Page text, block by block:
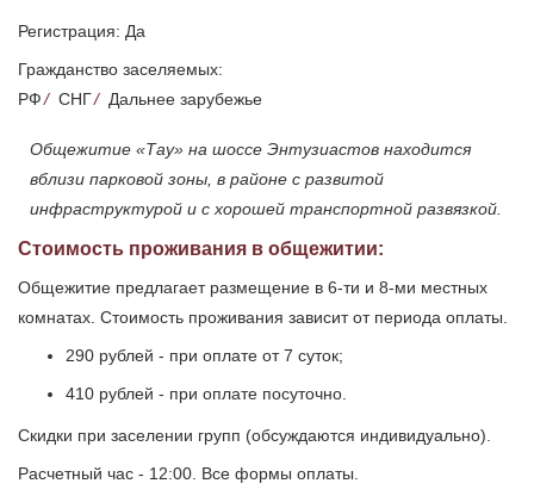
Регистрация: Да
Гражданство заселяемых:
РФ/ СНГ/ Дальнее зарубежье
Общежитие «Тау» на шоссе Энтузиастов находится
вблизи парковой зоны, в районе с развитой
инфраструктурой и с хорошей транспортной развязкой.
Стоимость проживания в общежитии:
Общежитие предлагает размещение в 6-ти и 8-ми местных
комнатах. Стоимость проживания зависит от периода оплаты.
290 рублей - при оплате от 7 суток;
410 рублей - при оплате посуточно.
Скидки при заселении групп (обсуждаются индивидуально).
Расчетный час - 12:00. Все формы оплаты.